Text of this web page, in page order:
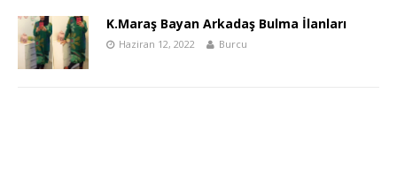
K.Maraş Bayan Arkadaş Bulma İlanları
Haziran 12, 2022 Burcu